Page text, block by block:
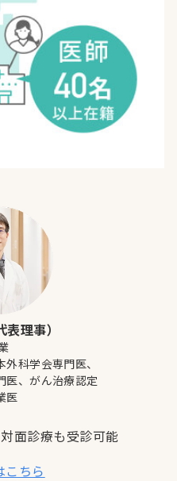
理事）
科学会専門医、
医、がん治療認定
医
面診療も受診可能
こちら